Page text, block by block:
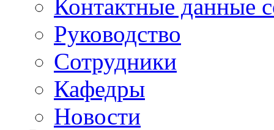
Контактные данные
Руководство
Сотрудники
Кафедры
Новости